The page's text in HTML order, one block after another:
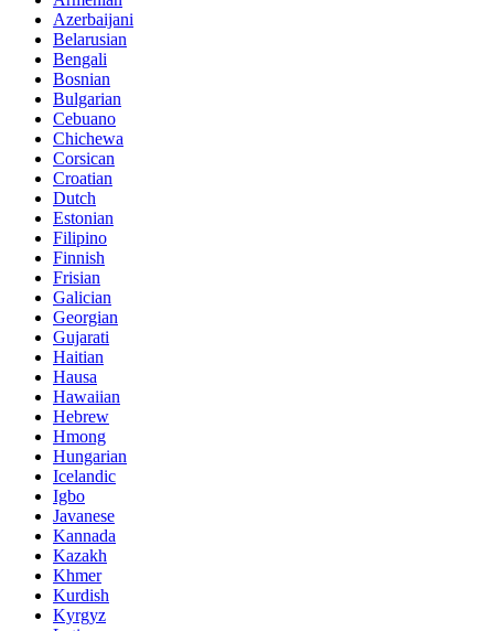
Azerbaijani
Belarusian
Bengali
Bosnian
Bulgarian
Cebuano
Chichewa
Corsican
Croatian
Dutch
Estonian
Filipino
Finnish
Frisian
Galician
Georgian
Gujarati
Haitian
Hausa
Hawaiian
Hebrew
Hmong
Hungarian
Icelandic
Igbo
Javanese
Kannada
Kazakh
Khmer
Kurdish
Kyrgyz